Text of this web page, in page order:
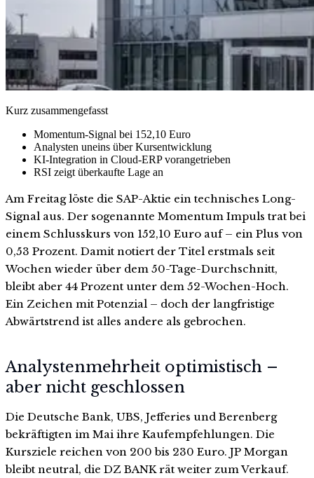
Kurz zusammengefasst
Momentum-Signal bei 152,10 Euro
Analysten uneins über Kursentwicklung
KI-Integration in Cloud-ERP vorangetrieben
RSI zeigt überkaufte Lage an
Am Freitag löste die SAP-Aktie ein technisches Long-
Signal aus. Der sogenannte Momentum Impuls trat bei
einem Schlusskurs von 152,10 Euro auf – ein Plus von
0,53 Prozent. Damit notiert der Titel erstmals seit
Wochen wieder über dem 50-Tage-Durchschnitt,
bleibt aber 44 Prozent unter dem 52-Wochen-Hoch.
Ein Zeichen mit Potenzial – doch der langfristige
Abwärtstrend ist alles andere als gebrochen.
Analystenmehrheit optimistisch –
aber nicht geschlossen
Die Deutsche Bank, UBS, Jefferies und Berenberg
bekräftigten im Mai ihre Kaufempfehlungen. Die
Kursziele reichen von 200 bis 230 Euro. JP Morgan
bleibt neutral, die DZ BANK rät weiter zum Verkauf.